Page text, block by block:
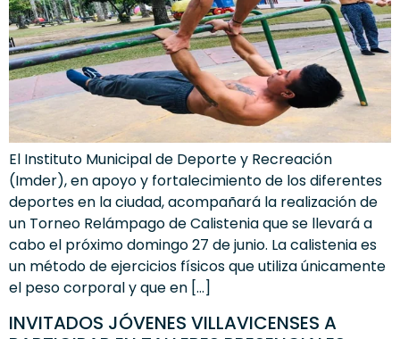
El Instituto Municipal de Deporte y Recreación
(Imder), en apoyo y fortalecimiento de los diferentes
deportes en la ciudad, acompañará la realización de
un Torneo Relámpago de Calistenia que se llevará a
cabo el próximo domingo 27 de junio. La calistenia es
un método de ejercicios físicos que utiliza únicamente
el peso corporal y que en […]
INVITADOS JÓVENES VILLAVICENSES A